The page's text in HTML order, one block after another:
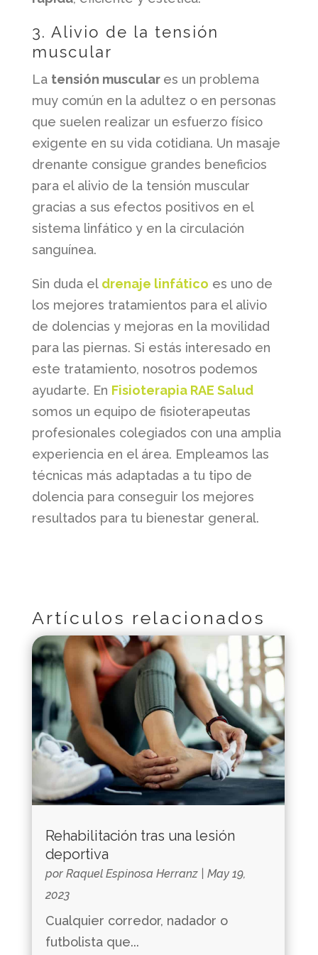
3. Alivio de la tensión
muscular
La tensión muscular es un problema
muy común en la adultez o en personas
que suelen realizar un esfuerzo físico
exigente en su vida cotidiana. Un masaje
drenante consigue grandes beneficios
para el alivio de la tensión muscular
gracias a sus efectos positivos en el
sistema linfático y en la circulación
sanguínea.
Sin duda el drenaje linfático es uno de
los mejores tratamientos para el alivio
de dolencias y mejoras en la movilidad
para las piernas. Si estás interesado en
este tratamiento, nosotros podemos
ayudarte. En Fisioterapia RAE Salud
somos un equipo de fisioterapeutas
profesionales colegiados con una amplia
experiencia en el área. Empleamos las
técnicas más adaptadas a tu tipo de
dolencia para conseguir los mejores
resultados para tu bienestar general.
Artículos relacionados
Rehabilitación tras una lesión
deportiva
por Raquel Espinosa Herranz| May 19,
2023
Cualquier corredor, nadador o
futbolista que...